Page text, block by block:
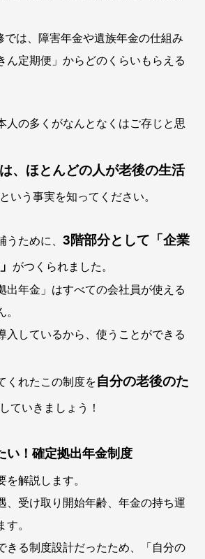
では、障害年金や遺族年金の仕組み
ん定期便」からどのくらいもらえる
人の多くがなんとなくはご存じと思
、ほとんどの人が老後の生活
という事実を知ってください。
うために、 3階部分として「企業
がつくられました。
出年金」はすべての会社員が使える
入しているから、使うことができる
くれたこの制度を自分の老後のた
していきましょう！
い！確定拠出年金制度
を解説します。
、受け取り開始年齢、年金の持ち運
す。
きる制度設計だったため、「自分の